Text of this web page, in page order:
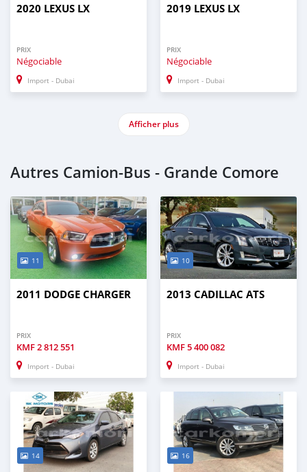
2020 LEXUS LX
PRIX
Négociable
Import - Dubai
2019 LEXUS LX
PRIX
Négociable
Import - Dubai
Afficher plus
Autres Camion‒Bus - Grande Comore
11
2011 DODGE CHARGER
PRIX
KMF2 812 551
Import - Dubai
10
2013 CADILLAC ATS
PRIX
KMF5 400 082
Import - Dubai
14 16